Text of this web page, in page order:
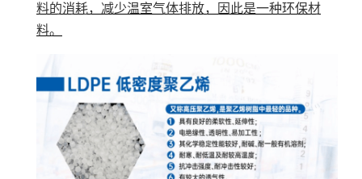
料的消耗，减少温室气体排放，因此是一种环保材
料。